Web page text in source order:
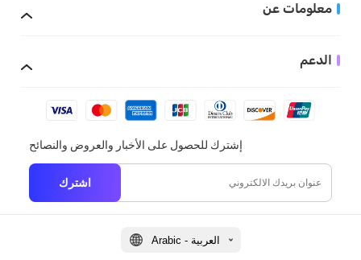
معلومات عن
الدعم
إشترك للحصول على الأخبار والعروض والنصائح
اشترك
Arabic - العربية